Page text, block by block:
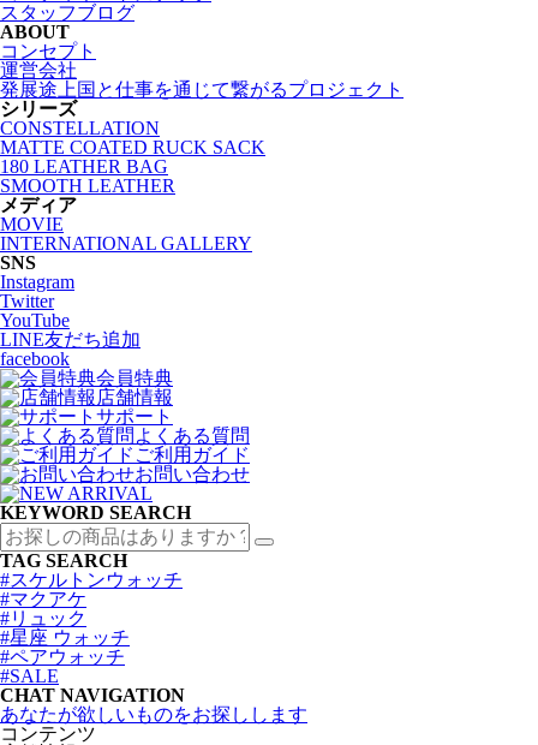
スタッフブログ
ABOUT
コンセプト
運営会社
発展途上国と仕事を通じて繋がるプロジェクト
シリーズ
CONSTELLATION
MATTE COATED RUCK SACK
180 LEATHER BAG
SMOOTH LEATHER
メディア
MOVIE
INTERNATIONAL GALLERY
SNS
Instagram
Twitter
YouTube
LINE友だち追加
facebook
会員特典
店舗情報
サポート
よくある質問
ご利用ガイド
お問い合わせ
KEYWORD SEARCH
TAG SEARCH
#スケルトンウォッチ
#マクアケ
#リュック
#星座 ウォッチ
#ペアウォッチ
#SALE
CHAT NAVIGATION
あなたが欲しいものをお探しします
コンテンツ